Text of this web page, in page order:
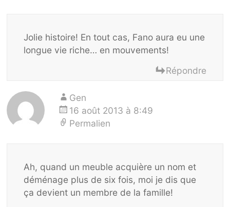
Jolie histoire! En tout cas, Fano aura eu une
longue vie riche… en mouvements!
Répondre
Gen
16 août 2013 à 8:49
Permalien
Ah, quand un meuble acquière un nom et
déménage plus de six fois, moi je dis que
ça devient un membre de la famille!